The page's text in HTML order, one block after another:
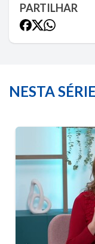
PARTILHAR
NESTA SÉRIE